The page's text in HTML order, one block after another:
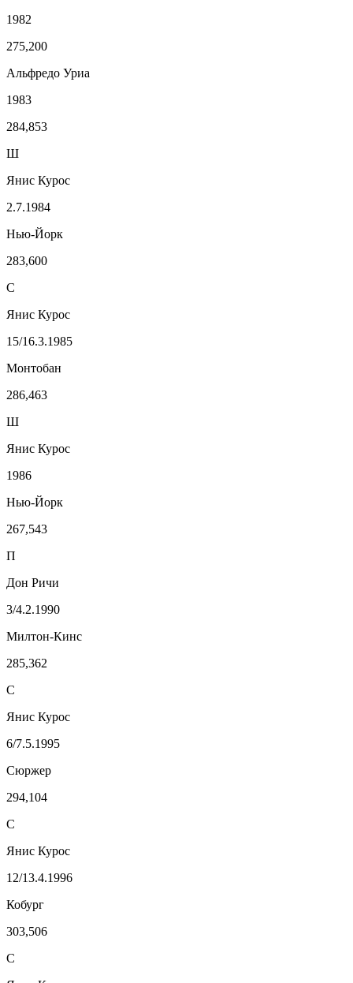
1982
275,200
Альфредо Уриа
1983
284,853
Ш
Янис Курос
2.7.1984
Нью-Йорк
283,600
С
Янис Курос
15/16.3.1985
Монтобан
286,463
Ш
Янис Курос
1986
Нью-Йорк
267,543
П
Дон Ричи
3/4.2.1990
Милтон-Кинс
285,362
С
Янис Курос
6/7.5.1995
Сюржер
294,104
С
Янис Курос
12/13.4.1996
Кобург
303,506
С